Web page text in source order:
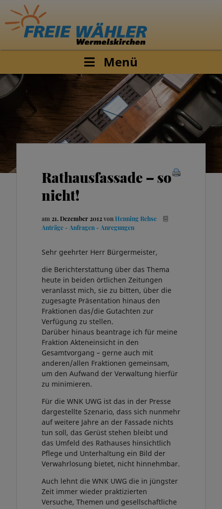
Menü
Rathausfassade – so
nicht!
am 21. Dezember 2012von Henning Rehse
Anträge - Anfragen - Anregungen
Sehr geehrter Herr Bürgermeister,
die Berichterstattung über das Thema
heute in beiden örtlichen Zeitungen
veranlasst mich, sie zu bitten, über die
zugesagte Präsentation hinaus den
Fraktionen das/die Gutachten zur
Verfügung zu stellen.
Darüber hinaus beantrage ich für meine
Fraktion Akteneinsicht in den
Gesamtvorgang – gerne auch mit
anderen/allen Fraktionen gemeinsam,
um den Aufwand der Verwaltung hierfür
zu minimieren.
Für die WNK UWG ist das in der Presse
dargestellte Szenario, dass sich nunmehr
auf weitere Jahre an der Fassade nichts
tun soll, das Gerüst stehen bleibt und
das Umfeld des Rathauses hinsichtlich
Pflege und Unterhaltung ein Bild der
Verwahrlosung bietet, nicht hinnehmbar.
Auch lehnt die WNK UWG die in jüngster
Zeit immer wieder praktizierten
Versuche, Themen und gesellschaftliche